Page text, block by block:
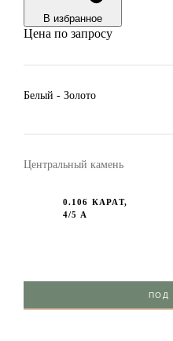
В избранноe
Цена по запросу
Белый - Золото
Центральный камень
0.106 КАРАТ,
4/5 А
ПОД